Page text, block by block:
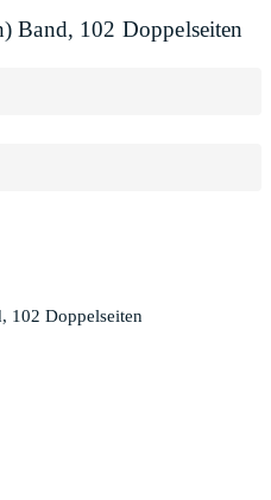
Band, 102 Doppelseiten
102 Doppelseiten